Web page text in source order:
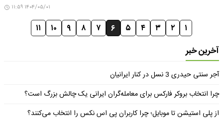
۱۴۰۴/۰۵/۰۱ ۱۱:۵۹
۱ ۲ ۳ ۴ ۵ ۶ ۷ ۸ ۹ ۱۰ ۱۱
آخرین خبر
آجر سنتی حیدری 3 نسل در کنار ایرانیان
چرا انتخاب بروکر فارکس برای معامله‌گران ایرانی یک چالش بزرگ است؟
از پلی استیشن تا موبایل؛ چرا کاربران پی اس نکس را انتخاب می‌کنند؟